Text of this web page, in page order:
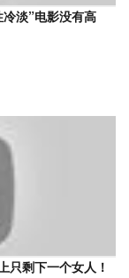
淡”电影没有高
只剩下一个女人！